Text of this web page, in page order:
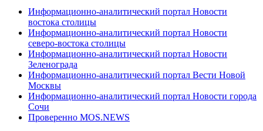
Информационно-аналитический портал Новости
востока столицы
Информационно-аналитический портал Новости
северо-востока столицы
Информационно-аналитический портал Новости
Зеленограда
Информационно-аналитический портал Вести Новой
Москвы
Информационно-аналитический портал Новости города
Сочи
Проверенно MOS.NEWS